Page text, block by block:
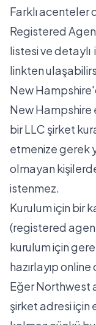
Farklı acenteler
Registered
listesi ve detaylı
linkten
New
New
bir LLC şirket
etmenize gerek
olmayan
istenmez.
Kurulum için bir
(registered
kurulum için
hazırlayıp
Eğer Northwest
şirket adresi